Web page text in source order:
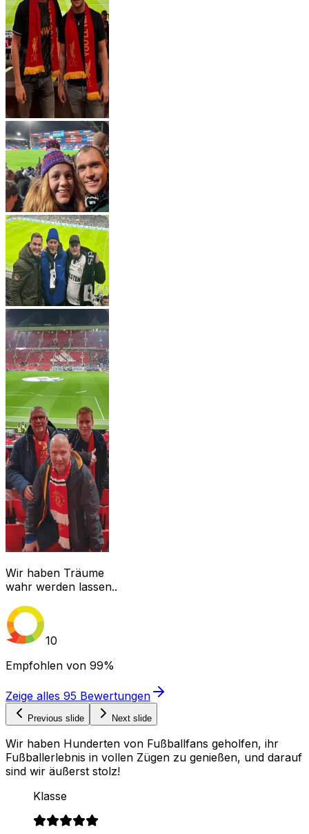
Wir haben Träume
wahr werden lassen..
10
Empfohlen von 99%
Zeige alles 95 Bewertungen
Previous slide Next slide
Wir haben Hunderten von Fußballfans geholfen, ihr
Fußballerlebnis in vollen Zügen zu genießen, und darauf
sind wir äußerst stolz!
Klasse